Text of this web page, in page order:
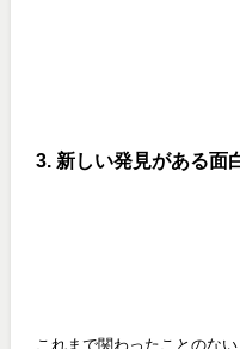
3. 新しい発見がある面
これまで関わったことのな